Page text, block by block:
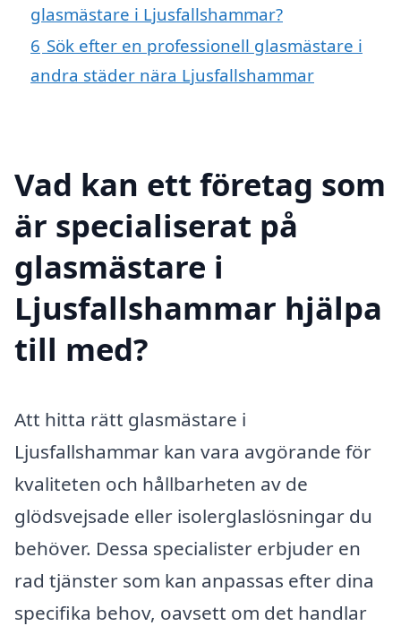
glasmästare i Ljusfallshammar?
6 Sök efter en professionell glasmästare i
andra städer nära Ljusfallshammar
Vad kan ett företag som
är specialiserat på
glasmästare i
Ljusfallshammar hjälpa
till med?
Att hitta rätt glasmästare i
Ljusfallshammar kan vara avgörande för
kvaliteten och hållbarheten av de
glödsvejsade eller isolerglaslösningar du
behöver. Dessa specialister erbjuder en
rad tjänster som kan anpassas efter dina
specifika behov, oavsett om det handlar